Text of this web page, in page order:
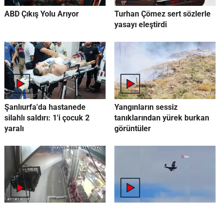
ABD Çıkış Yolu Arıyor
Turhan Çömez sert sözlerle
yasayı eleştirdi
Şanlıurfa'da hastanede
silahlı saldırı: 1'i çocuk 2
yaralı
Yangınların sessiz
tanıklarından yürek burkan
görüntüler